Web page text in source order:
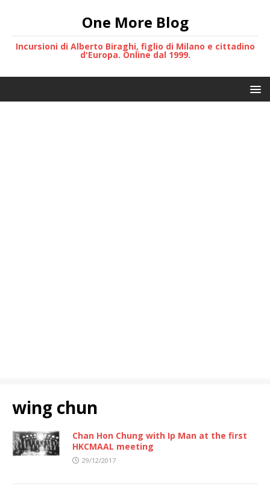
One More Blog
Incursioni di Alberto Biraghi, figlio di Milano e cittadino
d'Europa. Online dal 1999.
wing chun
Chan Hon Chung with Ip Man at the first
HKCMAAL meeting
29/12/2017